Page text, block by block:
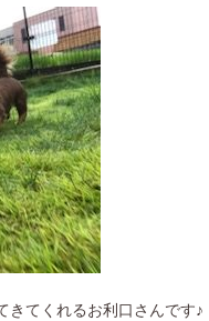
きてくれるお利口さんです♪